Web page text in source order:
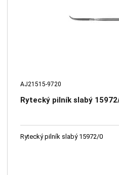
AJ21515-9720
Rytecký pilník slabý
Rytecký pilník slabý 15972/0